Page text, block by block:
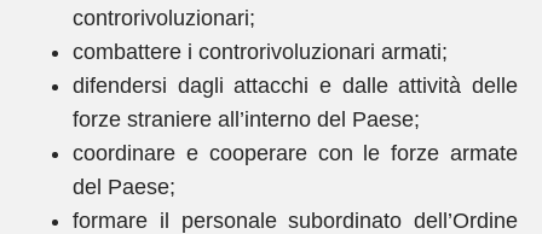
controrivoluzionari;
combattere i controrivoluzionari armati;
difendersi dagli attacchi e dalle attività delle
forze straniere all’interno del Paese;
coordinare e cooperare con le forze armate
del Paese;
formare il personale subordinato dell’Ordine